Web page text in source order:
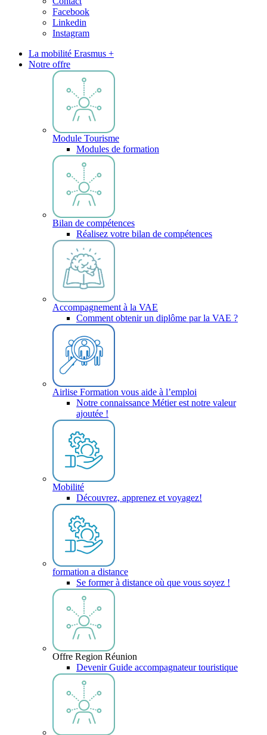
Facebook
Linkedin
Instagram
La mobilité Erasmus +
Notre offre
Module Tourisme
Modules de formation
Bilan de compétences
Réalisez votre bilan de compétences
Accompagnement à la VAE
Comment obtenir un diplôme par la VAE ?
Airlise Formation vous aide à l’emploi
Notre connaissance Métier est notre valeur
ajoutée !
Mobilité
Découvrez, apprenez et voyagez!
formation a distance
Se former à distance où que vous soyez !
Offre Region Réunion
Devenir Guide accompagnateur touristique